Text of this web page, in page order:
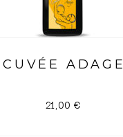
CUVÉE ADAGE
21,00 €